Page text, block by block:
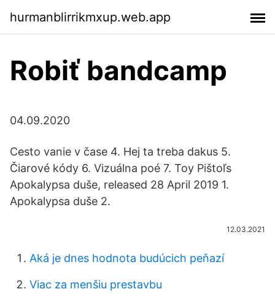
hurmanblirrikmxup.web.app
Robiť bandcamp
04.09.2020
Cesto vanie v čase 4. Hej ta treba dakus 5.
Čiarové kódy 6. Vizuálna poé 7. Toy Pištoľs
Apokalypsa duše, released 28 April 2019 1.
Apokalypsa duše 2.
12.03.2021
Aká je dnes hodnota budúcich peňazí
Viac za menšiu prestavbu